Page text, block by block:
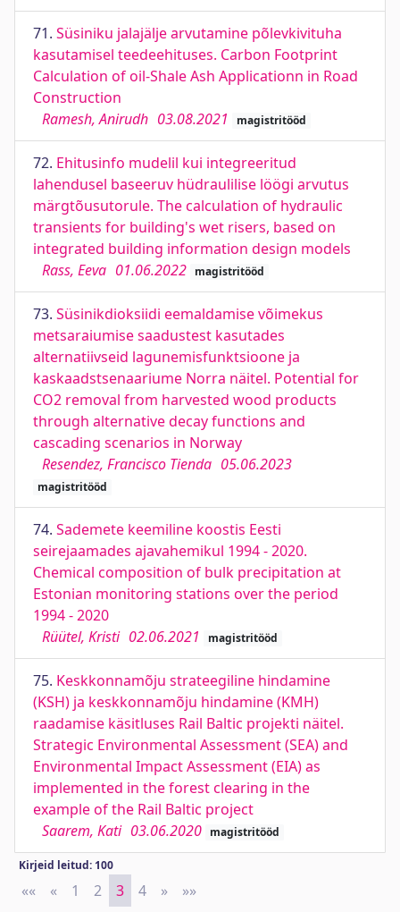
71. Süsiniku jalajälje arvutamine põlevkivituha
kasutamisel teedeehituses. Carbon Footprint
Calculation of oil-Shale Ash Applicationn in Road
Construction
Ramesh, Anirudh 03.08.2021 magistritööd
72. Ehitusinfo mudelil kui integreeritud
lahendusel baseeruv hüdraulilise löögi arvutus
märgtõusutorule. The calculation of hydraulic
transients for building's wet risers, based on
integrated building information design models
Rass, Eeva 01.06.2022 magistritööd
73. Süsinikdioksiidi eemaldamise võimekus
metsaraiumise saadustest kasutades
alternatiivseid lagunemisfunktsioone ja
kaskaadstsenaariume Norra näitel. Potential for
CO2 removal from harvested wood products
through alternative decay functions and
cascading scenarios in Norway
Resendez, Francisco Tienda 05.06.2023
magistritööd
74. Sademete keemiline koostis Eesti
seirejaamades ajavahemikul 1994 - 2020.
Chemical composition of bulk precipitation at
Estonian monitoring stations over the period
1994 - 2020
Rüütel, Kristi 02.06.2021 magistritööd
75. Keskkonnamõju strateegiline hindamine
(KSH) ja keskkonnamõju hindamine (KMH)
raadamise käsitluses Rail Baltic projekti näitel.
Strategic Environmental Assessment (SEA) and
Environmental Impact Assessment (EIA) as
implemented in the forest clearing in the
example of the Rail Baltic project
Saarem, Kati 03.06.2020 magistritööd
Kirjeid leitud: 100
«« First
« Previous
1 2 3 4 » Next
»»